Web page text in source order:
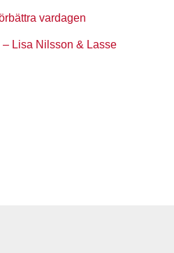
vardagen
– Lisa Nilsson & Lasse